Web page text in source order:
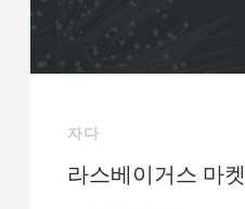
자다
라스베이거스 마켓